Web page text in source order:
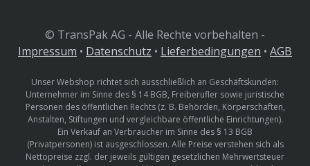
© TransPak AG - Alle Rechte vorbehalten -
Impressum • Datenschutz • Lieferbedingungen • AGB
Unser Webshop richtet sich ausschließlich an Geschäftskunden:
Unternehmer im Sinne des § 14 BGB, Freiberufler sowie juristische
Personen des öffentlichen Rechts (z. B. Behörden, Körperschaften,
Anstalten, Stiftungen und vergleichbare öffentliche Einrichtungen).
Ein Verkauf an Verbraucher im Sinne des § 13 BGB
(Privatpersonen) ist ausgeschlossen. Alle Preise verstehen sich als
Nettopreise zzgl. der jeweils gültigen gesetzlichen Mehrwertsteuer